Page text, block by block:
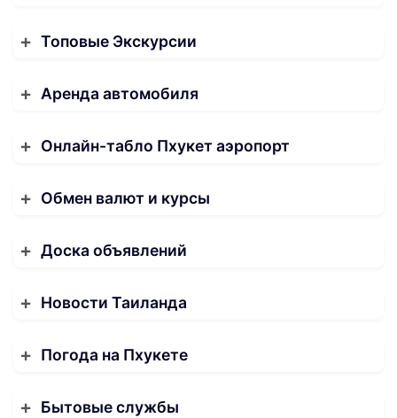
Топовые Экскурсии
Аренда автомобиля
Онлайн-табло Пхукет аэропорт
Обмен валют и курсы
Доска объявлений
Новости Таиланда
Погода на Пхукете
Бытовые службы